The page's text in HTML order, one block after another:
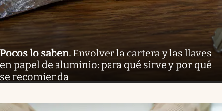
Pocos lo saben. Envolver la cartera y las llaves
en papel de aluminio: para qué sirve y por qué
se recomienda